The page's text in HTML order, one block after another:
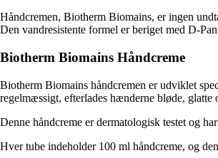
Håndcremen, Biotherm Biomains, er ingen
Den vandresistente formel er beriget med D-
Biotherm Biomains Håndcreme
Biotherm Biomains håndcremen er udviklet
regelmæssigt, efterlades hænderne bløde, glatte
Denne håndcreme er dermatologisk testet og
Hver tube indeholder 100 ml håndcreme, og